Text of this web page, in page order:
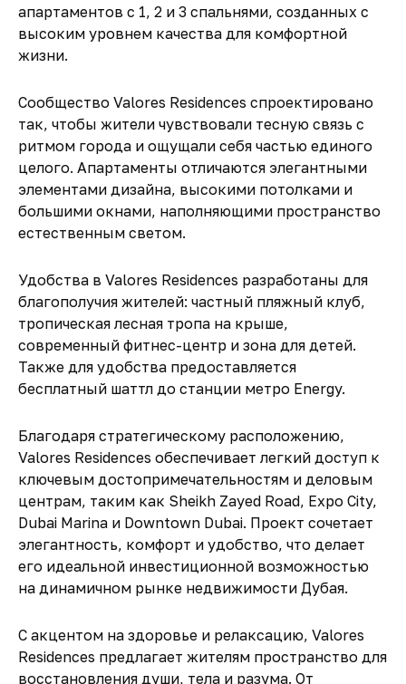
апартаментов с 1, 2 и 3 спальнями, созданных с
высоким уровнем качества для комфортной
жизни.
Сообщество Valores Residences спроектировано
так, чтобы жители чувствовали тесную связь с
ритмом города и ощущали себя частью единого
целого. Апартаменты отличаются элегантными
элементами дизайна, высокими потолками и
большими окнами, наполняющими пространство
естественным светом.
Удобства в Valores Residences разработаны для
благополучия жителей: частный пляжный клуб,
тропическая лесная тропа на крыше,
современный фитнес-центр и зона для детей.
Также для удобства предоставляется
бесплатный шаттл до станции метро Energy.
Благодаря стратегическому расположению,
Valores Residences обеспечивает легкий доступ к
ключевым достопримечательностям и деловым
центрам, таким как Sheikh Zayed Road, Expo City,
Dubai Marina и Downtown Dubai. Проект сочетает
элегантность, комфорт и удобство, что делает
его идеальной инвестиционной возможностью
на динамичном рынке недвижимости Дубая.
С акцентом на здоровье и релаксацию, Valores
Residences предлагает жителям пространство для
восстановления души, тела и разума. От